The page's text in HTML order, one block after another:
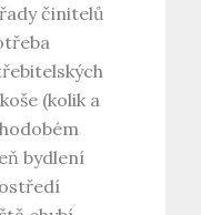
činitelů
(kolik a
bydlení